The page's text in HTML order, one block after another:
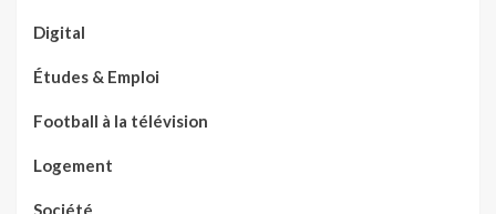
Digital
Études & Emploi
Football à la télévision
Logement
Société